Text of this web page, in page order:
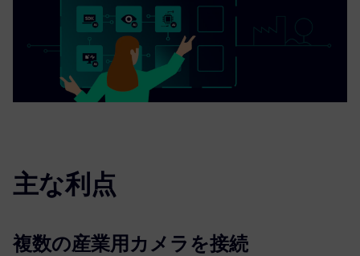
主な利点
複数の産業用カメラを接続